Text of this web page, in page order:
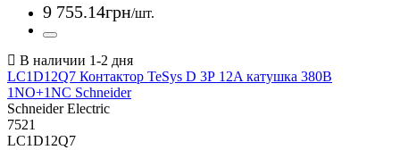
9 755.14грн/шт.
LC1D12Q7 Контактор TeSys D 3Р 12A катушка 380В
1NO+1NC Schneider
Schneider Electric
7521
LC1D12Q7